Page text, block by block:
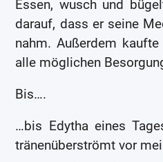
Essen, wusch und
darauf, dass er seine
nahm. Außerdem
alle möglichen
Bis….
…bis Edytha eines
tränenüberströmt vor